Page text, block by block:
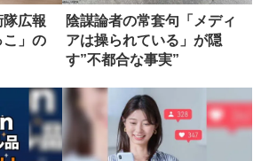
隊広報
こ」の
陰謀論者の常套句「メディ
アは操られている」が隠
す”不都合な事実”